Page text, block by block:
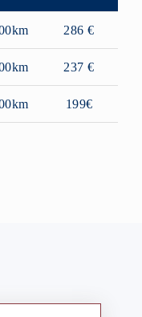
286 €
237 €
199€